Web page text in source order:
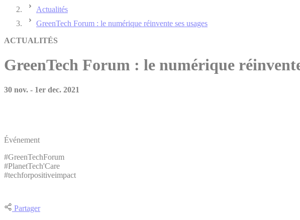
Actualités
GreenTech Forum : le numérique réinvente ses usages
ACTUALITÉS
GreenTech Forum : le numérique
30 nov. - 1er dec. 2021
Événement
#GreenTechForum
#PlanetTech'Care
#techforpositiveimpact
Partager